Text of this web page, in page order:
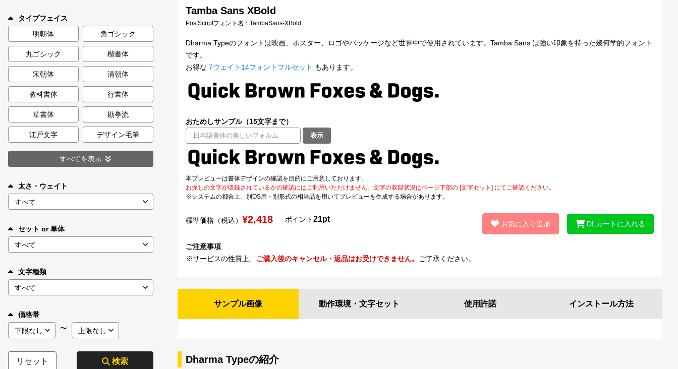
カート 0
マイページ
お気に入り
ご利用ガイド
お問い合わせ
タイプフェイス
明朝体
角ゴシック
丸ゴシック 楷書体
宋朝体 清朝体
教科書体 行書体
草書体 勘亭流
江戸文字 デザイン毛筆
すべてを表示
太さ・ウェイト
セット or 単体
文字種類
価格帯
〜
リセット 検索
Tamba Sans XBold
PostScriptフォント名： TambaSans-XBold
Dharma Typeのフォントは映画、ポスター、ロゴやパッケージなど世界中で使用されています。Tamba Sans は強い印象を持った幾何学的フォント
です。
お得な 7ウェイト14フォントフルセット もあります。
おためしサンプル（15文字まで）
表示
本プレビューは書体デザインの確認を目的にご用意しております。
お探しの文字が収録されているかの確認にはご利用いただけません。文字の収録状況はページ下部の [文字セット] にてご確認ください。
※システムの都合上、別OS用・別形式の相当品を用いてプレビューを生成する場合があります。
標準価格（税込） ¥2,418 ポイント21pt
お気に入り追加 DLカートに入れる
ご注意事項
※サービスの性質上、 ご購入後のキャンセル・返品はお受けできません。 ご了承ください。
サンプル画像 動作環境・ 文字セット 使用許諾 インストール方法
Dharma Typeの紹介